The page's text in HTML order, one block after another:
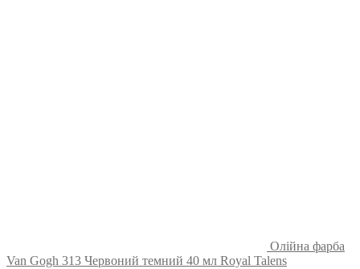
Олійна фарба
Van Gogh 313 Червоний темний 40 мл Royal Talens